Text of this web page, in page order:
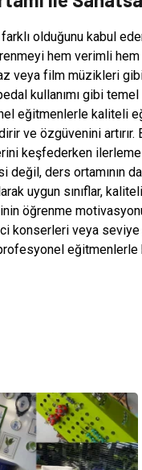
olduğunu kabul
hem verimli
veya film müzikleri
kullanımı gibi temel
eğitmenlerle kaliteli
ve özgüvenini
keşfederken
ders ortamının
uygun sınıflar,
öğrenme
konserleri veya